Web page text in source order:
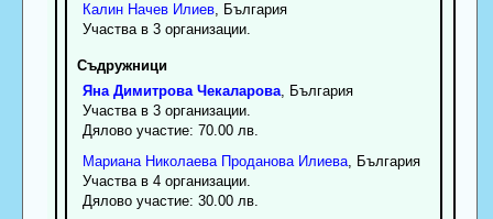
Калин Начев Илиев, България
Участва в 3 организации.
Съдружници
Яна Димитрова Чекаларова, България
Участва в 3 организации.
Дялово участие: 70.00 лв.
Мариана Николаева Проданова Илиева, България
Участва в 4 организации.
Дялово участие: 30.00 лв.